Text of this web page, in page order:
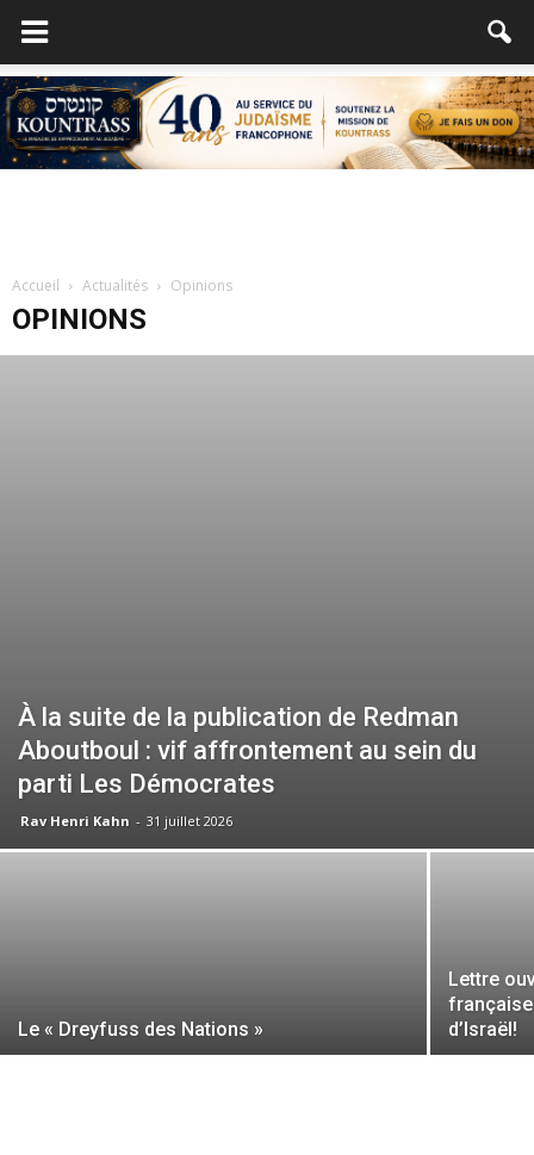
Accueil Actualités Opinions
OPINIONS
À la suite de la publication de Redman
Aboutboul : vif affrontement au sein du
parti Les Démocrates
Rav Henri Kahn - 31 juillet 2026
Le « Dreyfuss des Nations »
Lettre
française
d’Israël!